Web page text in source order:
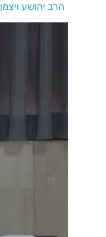
הרב יהושע ויצמן